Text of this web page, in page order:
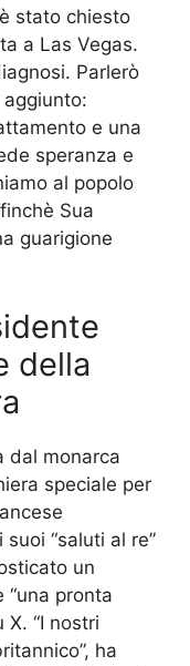
stato chiesto
a Las Vegas.
Parlerò
aggiunto:
e una
speranza e
al popolo
Sua
guarigione
della
dal monarca
speciale per
suoi “saluti al re”
un
“una pronta
X. “I nostri
ha